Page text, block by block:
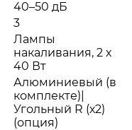
40–50 дБ
3
Лампы
накаливания, 2 х
40 Вт
Алюминиевый (в
комплекте)|
Угольный R (х2)
(опция)